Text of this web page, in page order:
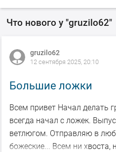
Что нового у "gruzilo62"
gruzilo62
12 сентября 2025, 20:10
Большие ложки
Всем привет Начал делать
всегда начал с ложек.
ветлюгом. Отправляю в
божеские... Всем ни хвоста,